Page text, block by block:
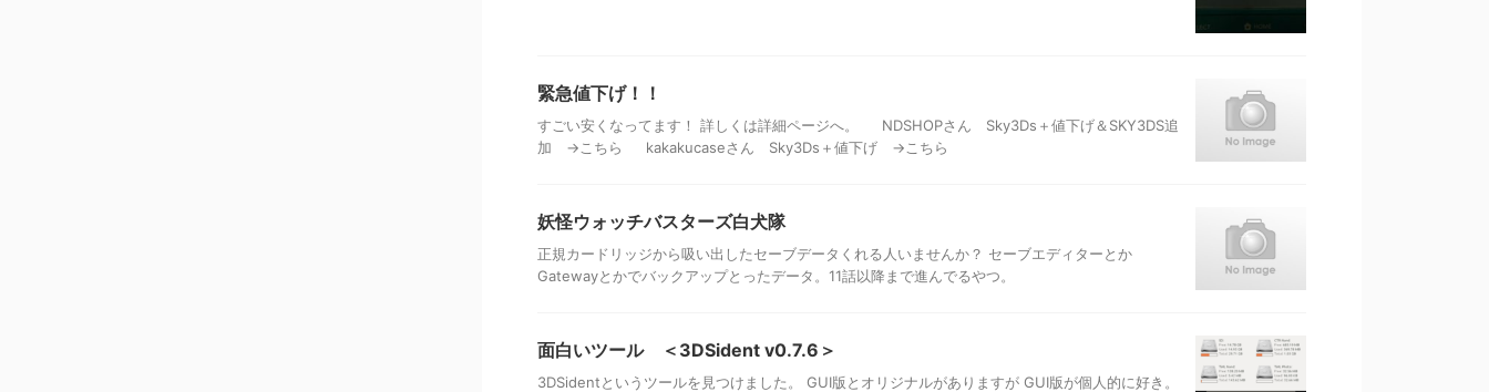
緊急値下げ！！
すごい安くなってます！ 詳しくは詳細ページへ。 NDSHOPさん Sky3Ds＋値下げ＆SKY3DS追
加 →こちら kakakucaseさん Sky3Ds＋値下げ →こちら
妖怪ウォッチバスターズ白犬隊
正規カードリッジから吸い出したセーブデータくれる人いませんか？ セーブエディターとか
Gatewayとかでバックアップとったデータ。11話以降まで進んでるやつ。
面白いツール ＜3DSident v0.7.6＞
3DSidentというツールを見つけました。 GUI版とオリジナルがありますが GUI版が個人的に好き。